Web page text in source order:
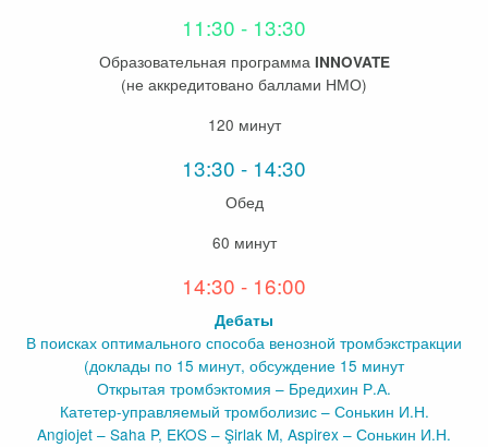
11:30 - 13:30
Образовательная программа INNOVATE
(не аккредитовано баллами НМО)
120 минут
13:30 - 14:30
Обед
60 минут
14:30 - 16:00
Дебаты
В поисках оптимального способа венозной тромбэкстракции
(доклады по 15 минут, обсуждение 15 минут
Открытая тромбэктомия – Бредихин Р.А.
Катетер-управляемый тромболизис – Сонькин И.Н.
Angiojet – Saha P, EKOS – Şirlak M, Aspirex – Сонькин И.Н.